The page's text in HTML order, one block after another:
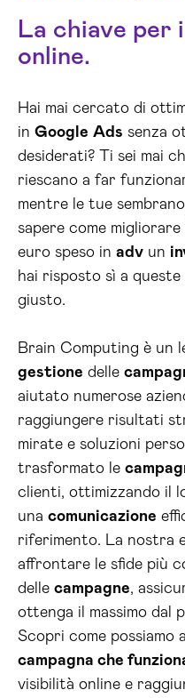
La chiave per
online.
Hai mai cercato di
in Google Ads senza
desiderati? Ti sei mai
riescano a far
mentre le tue
sapere come
euro speso in adv un
hai risposto sì a
giusto.
Brain Computing è un
gestione delle
aiutato numerose
raggiungere risultati
mirate e soluzioni
trasformato le
clienti, ottimizzando il
una comunicazione
riferimento. La nostra
affrontare le sfide più
delle campagne,
ottenga il massimo dal
Scopri come possiamo
campagna che
visibilità online e